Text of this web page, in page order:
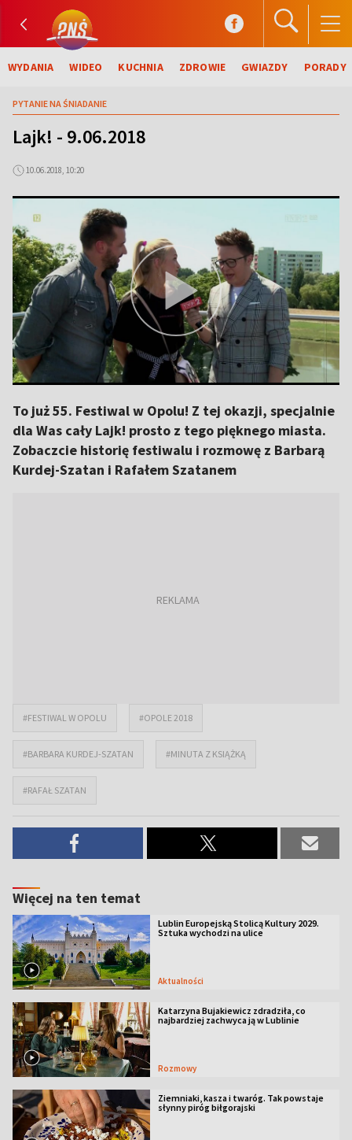
WYDANIA WIDEO KUCHNIA ZDROWIE GWIAZDY PORADY
PYTANIE NA ŚNIADANIE
Lajk! - 9.06.2018
10.06.2018, 10:20
To już 55. Festiwal w Opolu! Z tej okazji, specjalnie
dla Was cały Lajk! prosto z tego pięknego miasta.
Zobaczcie historię festiwalu i rozmowę z Barbarą
Kurdej-Szatan i Rafałem Szatanem
#FESTIWAL W OPOLU #OPOLE 2018
#BARBARA KURDEJ-SZATAN #MINUTA Z KSIĄŻKĄ
#RAFAŁ SZATAN
Więcej na ten temat
Lublin Europejską Stolicą Kultury 2029.
Sztuka wychodzi na ulice
Aktualności
Katarzyna Bujakiewicz zdradziła, co
najbardziej zachwyca ją w Lublinie
Rozmowy
Ziemniaki, kasza i twaróg. Tak powstaje
słynny piróg biłgorajski